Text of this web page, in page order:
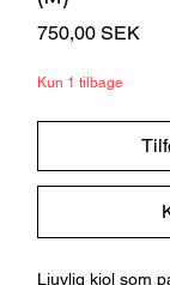
750,00 SEKPris
Kun 1 tilbage
Ljuvlig kjol som